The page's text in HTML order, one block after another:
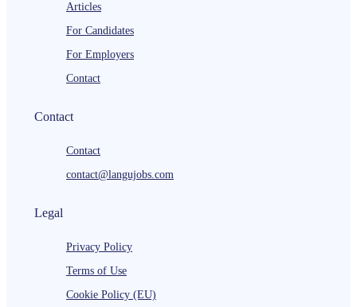
Articles
For Candidates
For Employers
Contact
Contact
Contact
contact@langujobs.com
Legal
Privacy Policy
Terms of Use
Cookie Policy (EU)